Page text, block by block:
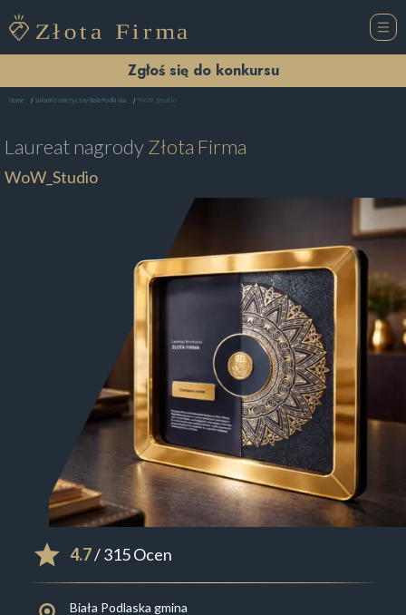
Zgłoś się do konkursu
Home Salon Kosmetyczny Biała Podlaska WoW_Studio
Laureat nagrodyZłota Firma
WoW_Studio
4.7/ 315 Ocen
Biała Podlaska gmina